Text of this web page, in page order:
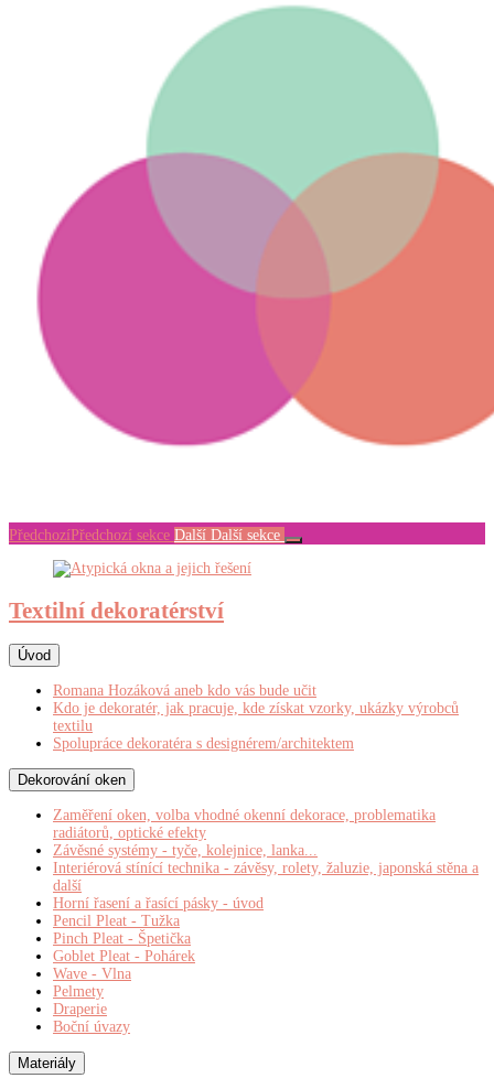
Předchozí Předchozí sekce Další Další sekce
Textilní dekoratérství
Úvod
Romana Hozáková aneb kdo vás bude učit
Kdo je dekoratér, jak pracuje, kde získat vzorky, ukázky výrobců
textilu
Spolupráce dekoratéra s designérem/architektem
Dekorování oken
Zaměření oken, volba vhodné okenní dekorace, problematika
radiátorů, optické efekty
Závěsné systémy - tyče, kolejnice, lanka...
Interiérová stínící technika - závěsy, rolety, žaluzie, japonská stěna a
další
Horní řasení a řasící pásky - úvod
Pencil Pleat - Tužka
Pinch Pleat - Špetička
Goblet Pleat - Pohárek
Wave - Vlna
Pelmety
Draperie
Boční úvazy
Materiály